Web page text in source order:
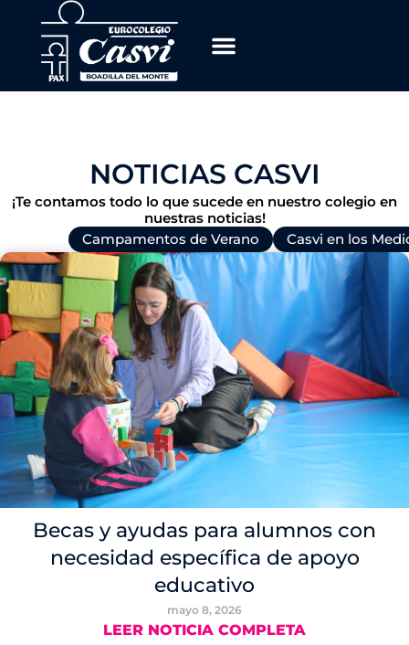
contenido
NOTICIAS CASVI
¡Te contamos todo lo que sucede en nuestro colegio en
nuestras noticias!
Campamentos de Verano Casvi en los
Becas y ayudas para alumnos con
necesidad específica de apoyo
educativo
mayo 8, 2026
LEER NOTICIA COMPLETA
P
a
g
e
P
a
g
e
P
a
g
e
P
a
g
e
P
e
P
a
g